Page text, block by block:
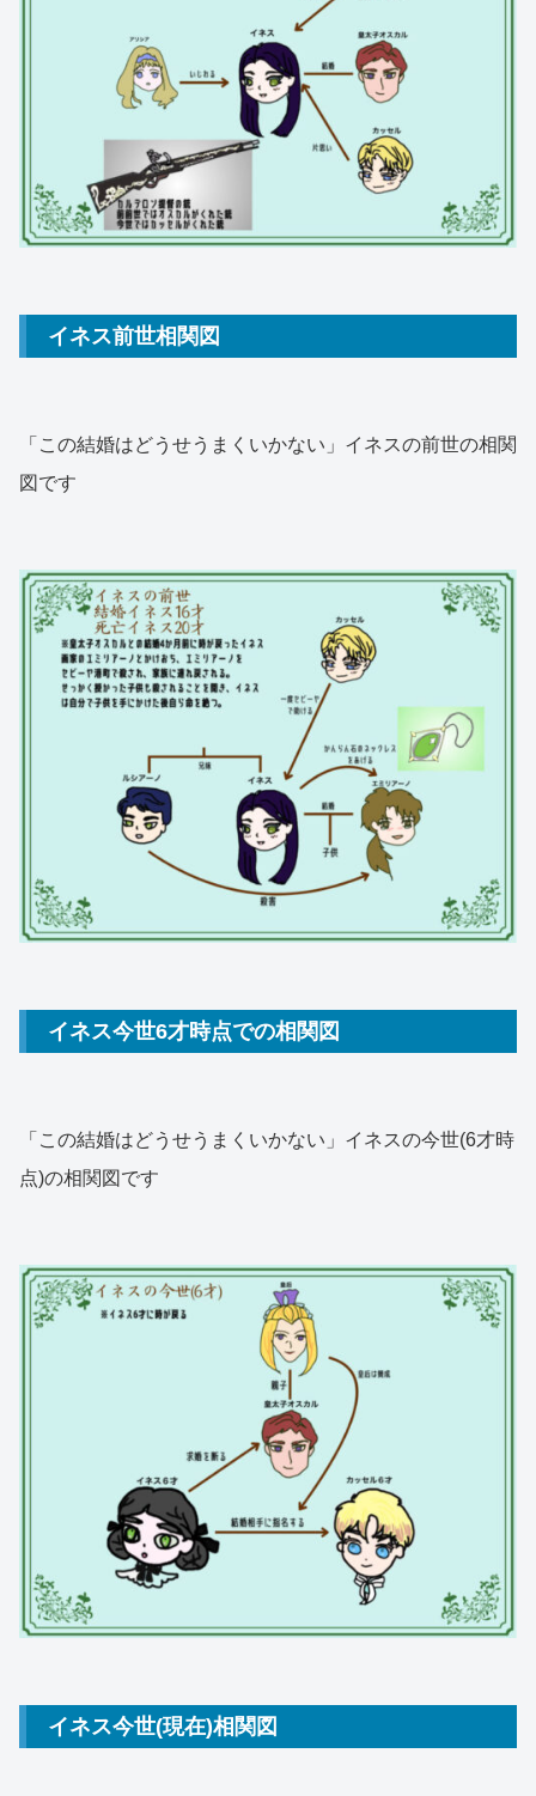
イネス前世相関図
「この結婚はどうせうまくいかない」イネスの前世の相関
図です
イネス今世6才時点での相関図
「この結婚はどうせうまくいかない」イネスの今世(6才時
点)の相関図です
イネス今世(現在)相関図